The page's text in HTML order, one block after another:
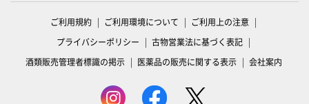
ご利用規約 ご利用環境について
ご利用上の注意
プライバシーポリシー
古物営業法に基づく表記
酒類販売管理者標識の掲示
医薬品の販売に関する表示 会社案内